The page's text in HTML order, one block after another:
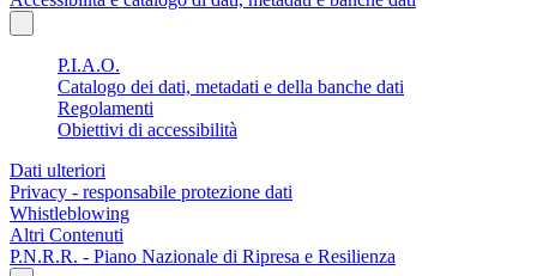
P.I.A.O.
Catalogo dei dati, metadati e della banche dati
Regolamenti
Obiettivi di accessibilità
Dati ulteriori
Privacy - responsabile protezione dati
Whistleblowing
Altri Contenuti
P.N.R.R. - Piano Nazionale di Ripresa e Resilienza